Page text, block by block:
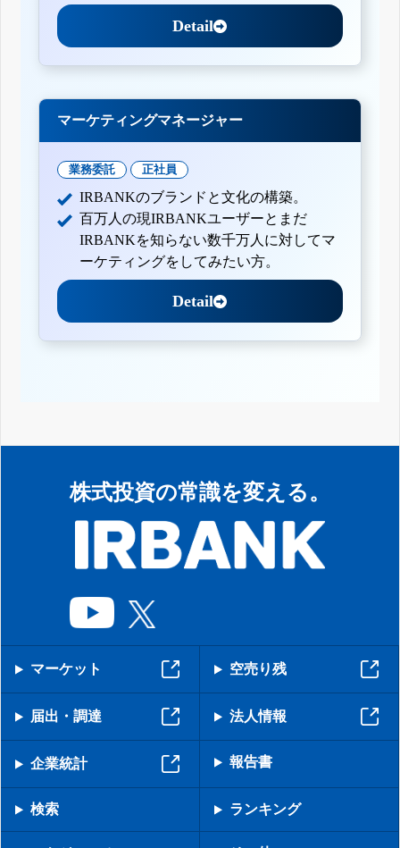
Detail
マーケティングマネージャー
業務委託 正社員
IRBANKのブランドと文化の構築。
百万人の現IRBANKユーザーとまだ
IRBANKを知らない数千万人に対してマ
ーケティングをしてみたい方。
Detail
株式投資の常識を変える。
マーケット 空売り残
届出・調達 法人情報
企業統計 報告書
検索 ランキング